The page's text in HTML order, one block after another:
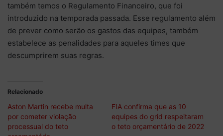
também temos o Regulamento Financeiro, que foi
introduzido na temporada passada. Esse regulamento além
de prever como serão os gastos das equipes, também
estabelece as penalidades para aqueles times que
descumprirem suas regras.
Relacionado
Aston Martin recebe multa
por cometer violação
processual do teto
FIA confirma que as 10
equipes do grid respeitaram
o teto orçamentário de 2022